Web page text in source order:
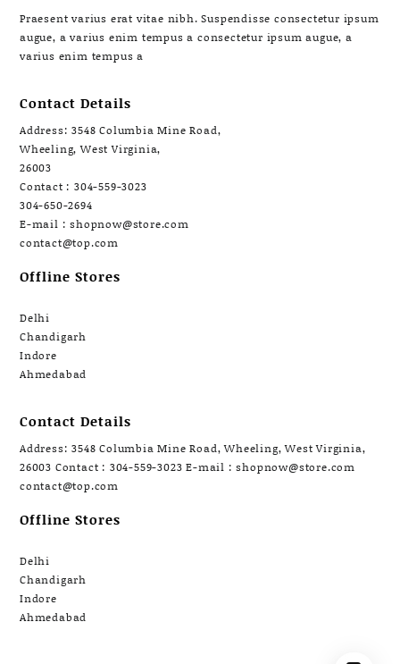
Praesent varius erat vitae nibh. Suspendisse consectetur ipsum
augue, a varius enim tempus a consectetur ipsum augue, a
varius enim tempus a
Contact Details
Address: 3548 Columbia Mine Road,
Wheeling, West Virginia,
26003
Contact : 304-559-3023
304-650-2694
E-mail : shopnow@store.com
contact@top.com
Offline Stores
Delhi
Chandigarh
Indore
Ahmedabad
Contact Details
Address: 3548 Columbia Mine Road, Wheeling, West Virginia,
26003 Contact : 304-559-3023 E-mail : shopnow@store.com
contact@top.com
Offline Stores
Delhi
Chandigarh
Indore
Ahmedabad